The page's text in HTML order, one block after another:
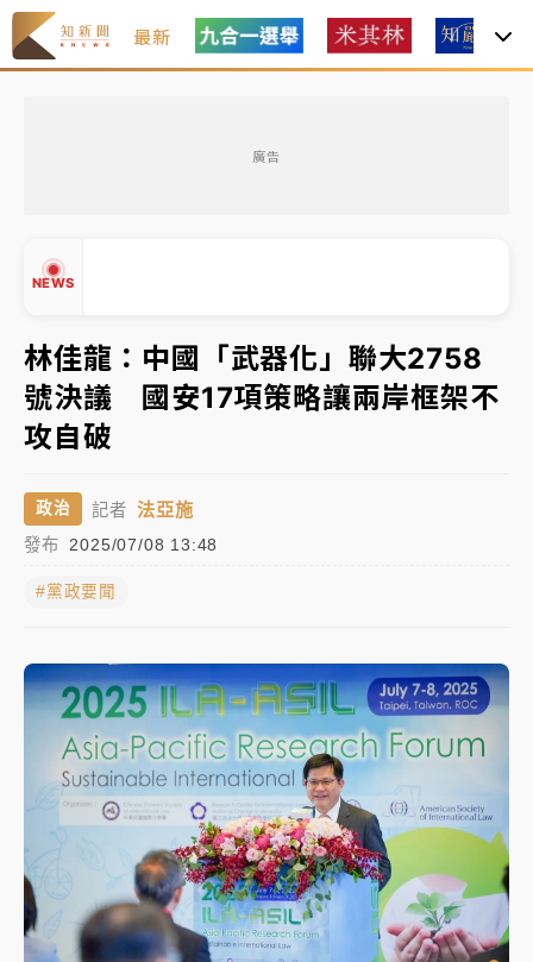
最新
廣告
NEWS
處置制度大變革！ 證交所今起縮短股票「關禁閉」天
數與撮合時間
才續任就飛美國大學面試 清大校長高為元致歉：機會
到來時引起我的好奇
白海豚颱風解除海警 西南風來了！4縣市大雨特報、各
地午後雷雨
分析｜
標？ 鴻海本週法說法人關注的四大重點
盟 兩大愛徒向他致
獨家｜ 和欣客運總裁逝世！少東涉洗錢遭收押 戴手銬
腳鐐提前奔靈堂畫面曝
處置制度大變革！ 證交所今起縮短股票「關禁閉」天
數與撮合時間
才續任就飛美國大學面試 清大校長高為元致歉：機會
到來時引起我的好奇
白海豚颱風解除海警 西南風來了！4縣市大雨特報、各
▲
▼
林佳龍：中國「武器化」聯大2758
號決議 國安17項策略讓兩岸框架不
攻自破
政治 記者 法亞施
發布 2025/07/08 13:48
#黨政要聞